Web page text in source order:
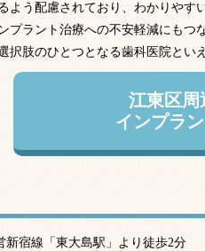
よう配慮されており、わかりや
プラント治療への不安軽減にも
択肢のひとつとなる歯科医院とい
江東区周
インプラ
新宿線「東大島駅」より徒歩2分